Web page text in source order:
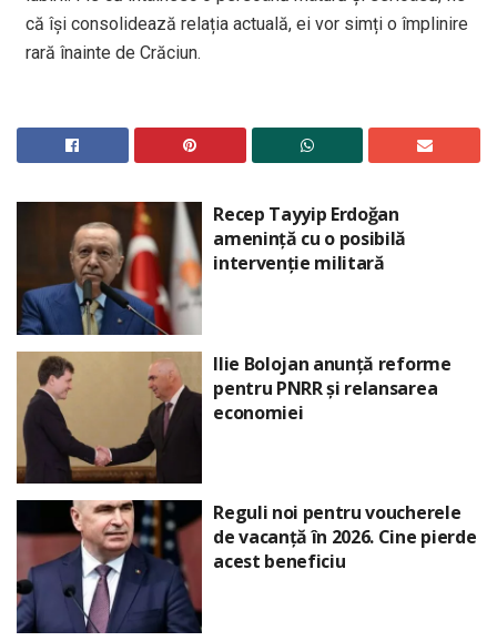
că își consolidează relația actuală, ei vor simți o împlinire
rară înainte de Crăciun.
Recep Tayyip Erdoğan
amenință cu o posibilă
intervenție militară
Ilie Bolojan anunță reforme
pentru PNRR și relansarea
economiei
Reguli noi pentru voucherele
de vacanță în 2026. Cine pierde
acest beneficiu